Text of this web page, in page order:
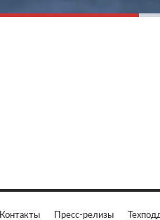
Контакты Пресс-релизы